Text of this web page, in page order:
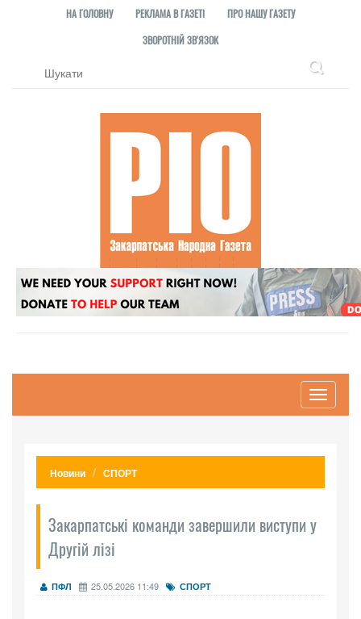
НА ГОЛОВНУ РЕКЛАМА В ГАЗЕТІ
ПРО НАШУ ГАЗЕТУ
ЗВОРОТНІЙ ЗВ'ЯЗОК
Toggle
Новини СПОРТ
Закарпатські команди завершили виступи у
Другій лізі
ПФЛ 25.05.2026 11:49 СПОРТ